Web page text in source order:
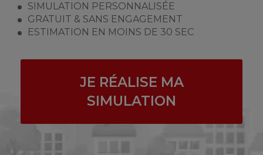
SIMULATION PERSONNALISÉE
GRATUIT & SANS ENGAGEMENT
ESTIMATION EN MOINS DE 30 SEC
JE RÉALISE MA
SIMULATION